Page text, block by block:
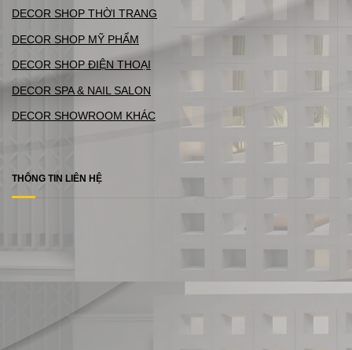
DECOR SHOP THỜI TRANG
DECOR SHOP MỸ PHẨM
DECOR SHOP ĐIỆN THOẠI
DECOR SPA & NAIL SALON
DECOR SHOWROOM KHÁC
THÔNG TIN LIÊN HỆ